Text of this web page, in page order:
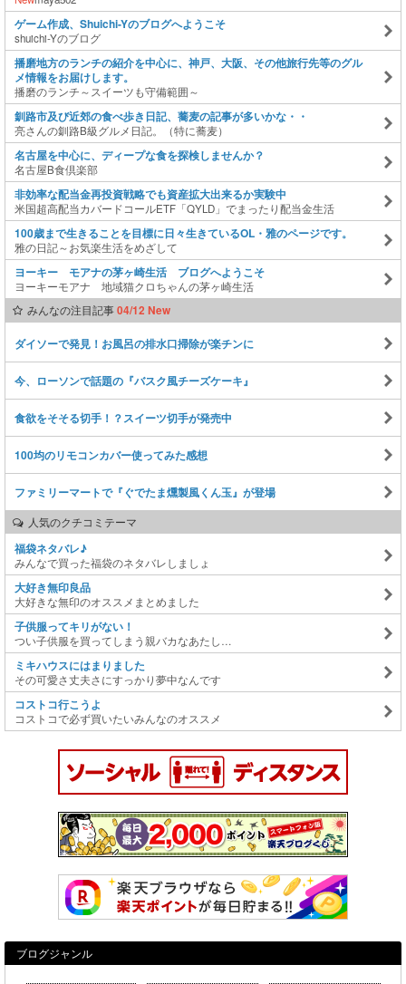
ゲーム作成、Shuichi-Yのブログへようこそ
shuichi-Yのブログ
播磨地方のランチの紹介を中心に、神戸、大阪、その他旅行先等のグル
メ情報をお届けします。
播磨のランチ～スイーツも守備範囲～
釧路市及び近郊の食べ歩き日記、蕎麦の記事が多いかな・・
亮さんの釧路B級グルメ日記。（特に蕎麦）
名古屋を中心に、ディープな食を探検しませんか？
名古屋B食倶楽部
非効率な配当金再投資戦略でも資産拡大出来るか実験中
米国超高配当カバードコールETF「QYLD」でまったり配当金生活
100歳まで生きることを目標に日々生きているOL・雅のページです。
雅の日記～お気楽生活をめざして
ヨーキー モアナの茅ヶ崎生活 ブログへようこそ
ヨーキーモアナ 地域猫クロちゃんの茅ヶ崎生活
みんなの注目記事04/12 New
ダイソーで発見！お風呂の排水口掃除が楽チンに
今、ローソンで話題の『バスク風チーズケーキ』
食欲をそそる切手！？スイーツ切手が発売中
100均のリモコンカバー使ってみた感想
ファミリーマートで『ぐでたま燻製風くん玉』が登場
人気のクチコミテーマ
福袋ネタバレ♪
みんなで買った福袋のネタバレしましょ
大好き無印良品
大好きな無印のオススメまとめました
子供服ってキリがない！
つい子供服を買ってしまう親バカなあたし…
ミキハウスにはまりました
その可愛さ丈夫さにすっかり夢中なんです
コストコ行こうよ
コストコで必ず買いたいみんなのオススメ
ブログジャンル